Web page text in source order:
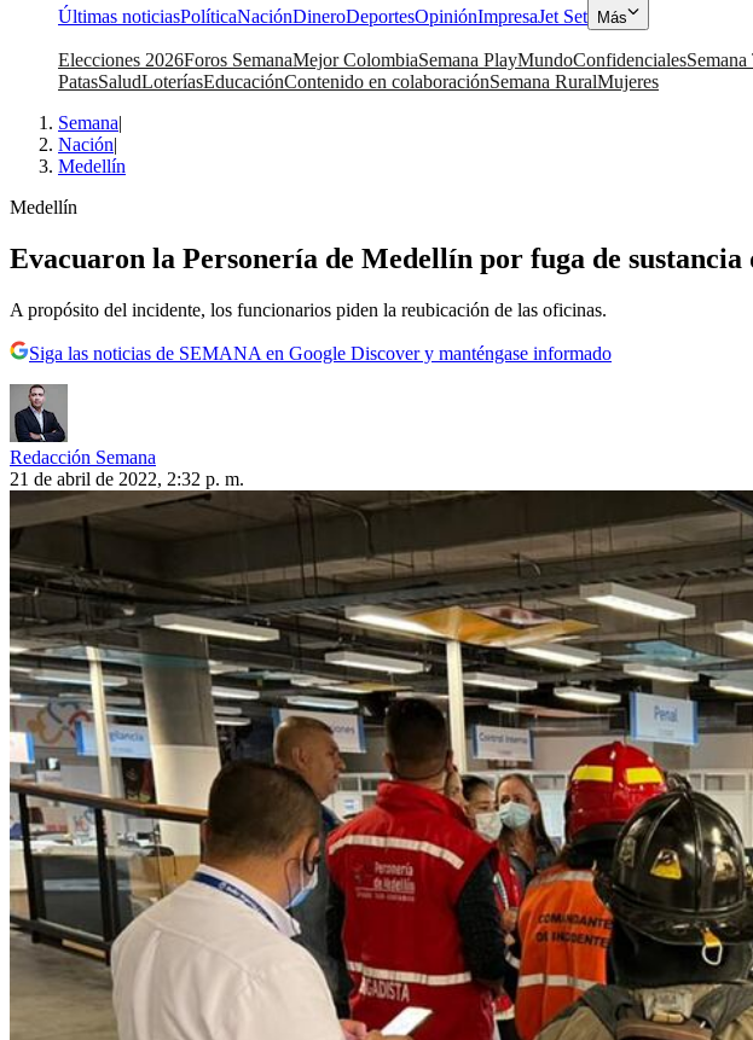
Últimas noticiasPolíticaNaciónDineroDeportesOpiniónImpresaJet Set Más
Elecciones 2026Foros SemanaMejor ColombiaSemana PlayMundoConfidenciales
PatasSaludLoteríasEducaciónContenido en colaboraciónSemana RuralMujeres
Semana|
Nación|
Medellín
Medellín
Evacuaron la Personería de Medellín por fuga de sustancia
A propósito del incidente, los funcionarios piden la reubicación de las oficinas.
Siga las noticias de SEMANA en Google Discover y manténgase informado
Redacción Semana
21 de abril de 2022, 2:32 p. m.